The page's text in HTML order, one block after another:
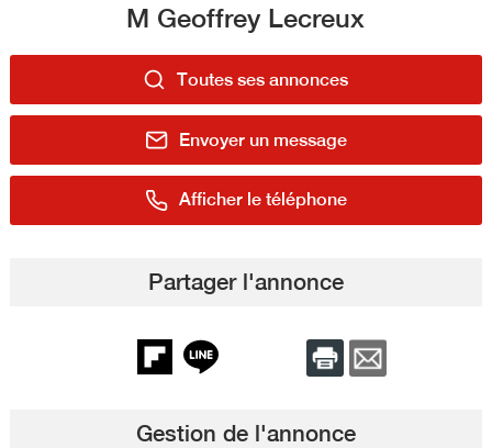
M Geoffrey Lecreux
Toutes ses annonces
Envoyer un message
Afficher le téléphone
Partager l'annonce
Gestion de l'annonce